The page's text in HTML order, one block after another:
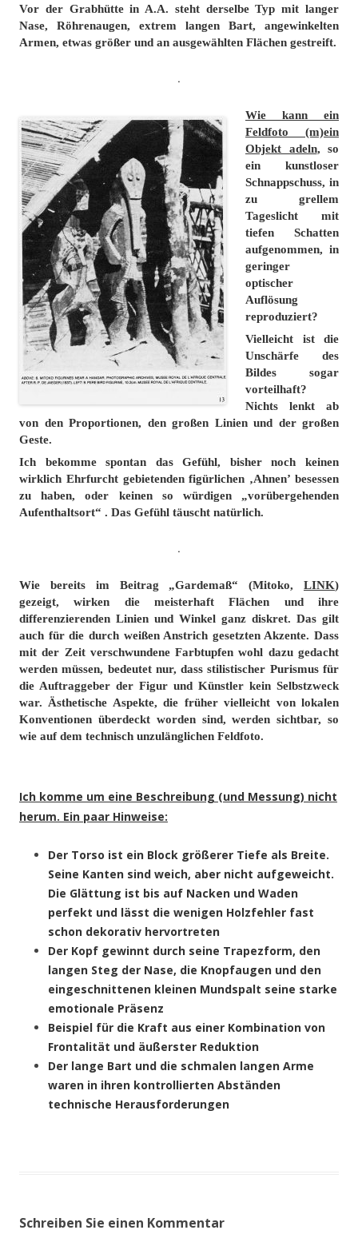
Vor der Grabhütte in A.A. steht derselbe Typ mit langer
Nase, Röhrenaugen, extrem langen Bart, angewinkelten
Armen, etwas größer und an ausgewählten Flächen gestreift.
.
Wie kann ein
Feldfoto (m)ein
Objekt adeln, so
ein kunstloser
Schnappschuss, in
zu grellem
Tageslicht mit
tiefen Schatten
aufgenommen, in
geringer
optischer
Auflösung
reproduziert?
Vielleicht ist die
Unschärfe des
Bildes sogar
vorteilhaft?
Nichts lenkt ab
von den Proportionen, den großen Linien und der großen
Geste.
Ich bekomme spontan das Gefühl, bisher noch keinen
wirklich Ehrfurcht gebietenden figürlichen ‚Ahnen’ besessen
zu haben, oder keinen so würdigen „vorübergehenden
Aufenthaltsort“ . Das Gefühl täuscht natürlich.
.
Wie bereits im Beitrag „Gardemaß“ (Mitoko, LINK)
gezeigt, wirken die meisterhaft Flächen und ihre
differenzierenden Linien und Winkel ganz diskret. Das gilt
auch für die durch weißen Anstrich gesetzten Akzente. Dass
mit der Zeit verschwundene Farbtupfenwohl dazu gedacht
werden müssen, bedeutet nur, dass stilistischer Purismus für
die Auftraggeber der Figur und Künstler kein Selbstzweck
war. Ästhetische Aspekte, die früher vielleicht von lokalen
Konventionen überdeckt worden sind, werden sichtbar, so
wie auf dem technisch unzulänglichen Feldfoto.
Ich komme um eine Beschreibung (und Messung) nicht
herum. Ein paar Hinweise:
Der Torso ist ein Block größerer Tiefe als Breite.
Seine Kanten sind weich, aber nicht aufgeweicht.
Die Glättung ist bis auf Nacken und Waden
perfekt und lässt die wenigen Holzfehler fast
schon dekorativ hervortreten
Der Kopf gewinnt durch seine Trapezform, den
langen Steg der Nase, die Knopfaugen und den
eingeschnittenen kleinen Mundspalt seine starke
emotionale Präsenz
Beispiel für die Kraft aus einer Kombination von
Frontalität und äußerster Reduktion
Der lange Bart und die schmalen langen Arme
waren in ihren kontrollierten Abständen
technische Herausforderungen
Schreiben Sie einen Kommentar